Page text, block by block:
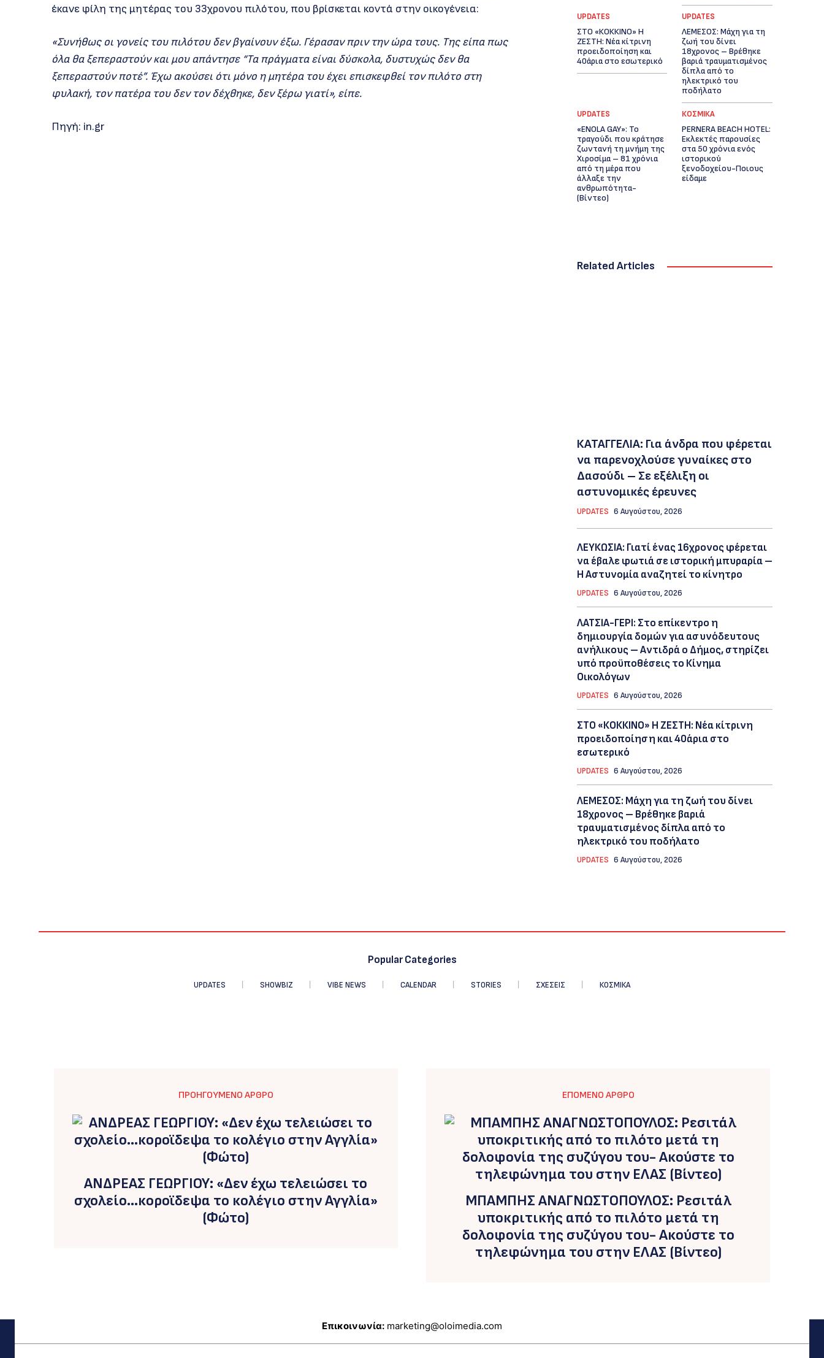
έκανε φίλη της μητέρας του 33χρονου πιλότου, που βρίσκεται κοντά στην οικογένεια:
«Συνήθως οι γονείς του πιλότου δεν βγαίνουν έξω. Γέρασαν πριν την ώρα τους. Της είπα πως
όλα θα ξεπεραστούν και μου απάντησε “Τα πράγματα είναι δύσκολα, δυστυχώς δεν θα
ξεπεραστούν ποτέ”. Έχω ακούσει ότι μόνο η μητέρα του έχει επισκεφθεί τον πιλότο στη
φυλακή, τον πατέρα του δεν τον δέχθηκε, δεν ξέρω γιατί», είπε.
Πηγή: in.gr
UPDATES
ΣΤΟ «ΚΟΚΚΙΝΟ» Η
ΖΕΣΤΗ: Νέα κίτρινη
προειδοποίηση και
40άρια στο εσωτερικό
UPDATES
ΛΕΜΕΣΟΣ: Μάχη για τη
ζωή του δίνει
18χρονος – Βρέθηκε
βαριά τραυματισμένος
δίπλα από το
ηλεκτρικό του
ποδήλατο
UPDATES
«ENOLA GAY»: Το
τραγούδι που κράτησε
ζωντανή τη μνήμη της
Χιροσίμα – 81 χρόνια
από τη μέρα που
άλλαξε την
ανθρωπότητα-
(Bίντεο)
ΚΟΣΜΙΚΑ
PERNERA BEACH HOTEL:
Εκλεκτές παρουσίες
στα 50 χρόνια ενός
ιστορικού
ξενοδοχείου-Ποιους
είδαμε
Related Articles
ΚΑΤΑΓΓΕΛΙΑ: Για άνδρα που φέρεται
να παρενοχλούσε γυναίκες στο
Δασούδι – Σε εξέλιξη οι
αστυνομικές έρευνες
UPDATES 6 Αυγούστου, 2026
ΛΕΥΚΩΣΙΑ: Γιατί ένας 16χρονος φέρεται
να έβαλε φωτιά σε ιστορική μπυραρία –
Η Αστυνομία αναζητεί το κίνητρο
UPDATES 6 Αυγούστου, 2026
ΛΑΤΣΙΑ-ΓΕΡΙ: Στο επίκεντρο η
δημιουργία δομών για ασυνόδευτους
ανήλικους – Αντιδρά ο Δήμος, στηρίζει
υπό προϋποθέσεις το Κίνημα
Οικολόγων
UPDATES 6 Αυγούστου, 2026
ΣΤΟ «ΚΟΚΚΙΝΟ» Η ΖΕΣΤΗ: Νέα κίτρινη
προειδοποίηση και 40άρια στο
εσωτερικό
UPDATES 6 Αυγούστου, 2026
ΛΕΜΕΣΟΣ: Μάχη για τη ζωή του δίνει
18χρονος – Βρέθηκε βαριά
τραυματισμένος δίπλα από το
ηλεκτρικό του ποδήλατο
UPDATES 6 Αυγούστου, 2026
Popular Categories
UPDATES SHOWBIZ VIBE NEWS CALENDAR STORIES ΣΧΕΣΕΙΣ ΚΟΣΜΙΚΑ
ΠΡΟΗΓΟΎΜΕΝΟ ΆΡΘΡΟ
ΑΝΔΡΕΑΣ ΓΕΩΡΓΙΟΥ: «Δεν έχω τελειώσει το
σχολείο…κοροϊδεψα το κολέγιο στην Αγγλία»
(Φώτο)
ΕΠΌΜΕΝΟ ΆΡΘΡΟ
ΜΠΑΜΠΗΣ ΑΝΑΓΝΩΣΤΟΠΟΥΛΟΣ: Ρεσιτάλ
υποκριτικής από το πιλότο μετά τη
δολοφονία της συζύγου του- Ακούστε το
τηλεφώνημα του στην ΕΛΑΣ (Βίντεο)
Επικοινωνία: marketing@oloimedia.com